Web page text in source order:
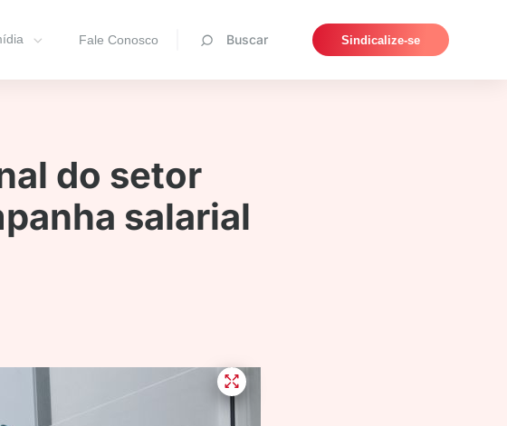
Fale Conosco Buscar Sindicalize-se
Pesquisar
do setor
salarial